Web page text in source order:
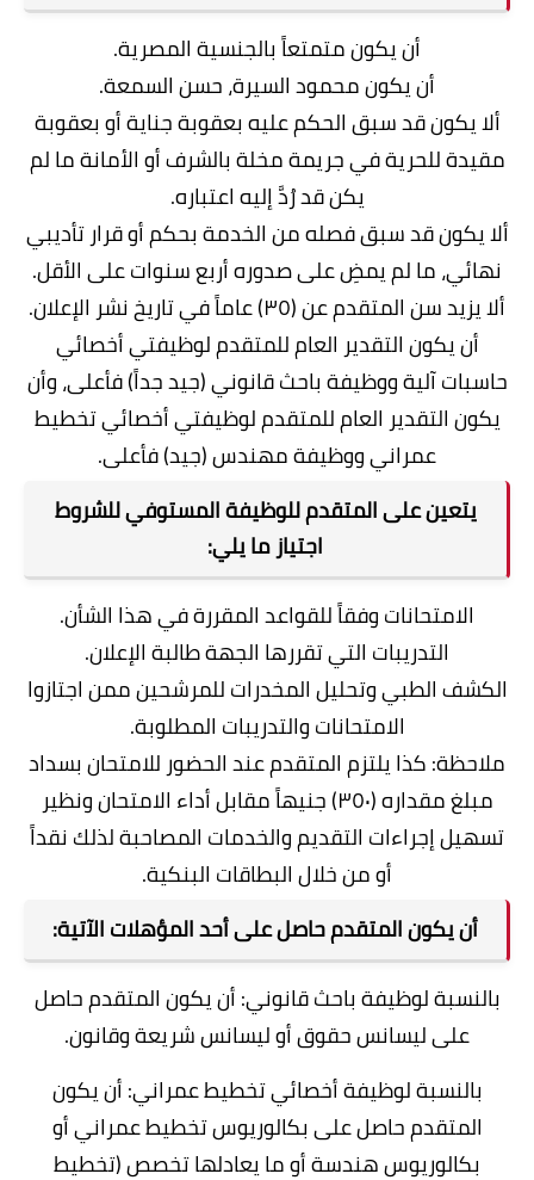
أن يكون متمتعاً بالجنسية المصرية.
أن يكون محمود السيرة، حسن السمعة.
ألا يكون قد سبق الحكم عليه بعقوبة جناية أو بعقوبة
مقيدة للحرية في جريمة مخلة بالشرف أو الأمانة ما لم
يكن قد رُدَّ إليه اعتباره.
ألا يكون قد سبق فصله من الخدمة بحكم أو قرار تأديبي
نهائي، ما لم يمضِ على صدوره أربع سنوات على الأقل.
ألا يزيد سن المتقدم عن (٣٥) عاماً في تاريخ نشر الإعلان.
أن يكون التقدير العام للمتقدم لوظيفتي أخصائي
حاسبات آلية ووظيفة باحث قانوني (جيد جداً) فأعلى، وأن
يكون التقدير العام للمتقدم لوظيفتي أخصائي تخطيط
عمراني ووظيفة مهندس (جيد) فأعلى.
يتعين على المتقدم للوظيفة المستوفي للشروط
اجتياز ما يلي:
الامتحانات وفقاً للقواعد المقررة في هذا الشأن.
التدريبات التي تقررها الجهة طالبة الإعلان.
الكشف الطبي وتحليل المخدرات للمرشحين ممن اجتازوا
الامتحانات والتدريبات المطلوبة.
ملاحظة: كذا يلتزم المتقدم عند الحضور للامتحان بسداد
مبلغ مقداره (٣٥٠) جنيهاً مقابل أداء الامتحان ونظير
تسهيل إجراءات التقديم والخدمات المصاحبة لذلك نقداً
أو من خلال البطاقات البنكية.
أن يكون المتقدم حاصل على أحد المؤهلات الآتية:
بالنسبة لوظيفة باحث قانوني: أن يكون المتقدم حاصل
على ليسانس حقوق أو ليسانس شريعة وقانون.
بالنسبة لوظيفة أخصائي تخطيط عمراني: أن يكون
المتقدم حاصل على بكالوريوس تخطيط عمراني أو
بكالوريوس هندسة أو ما يعادلها تخصص (تخطيط